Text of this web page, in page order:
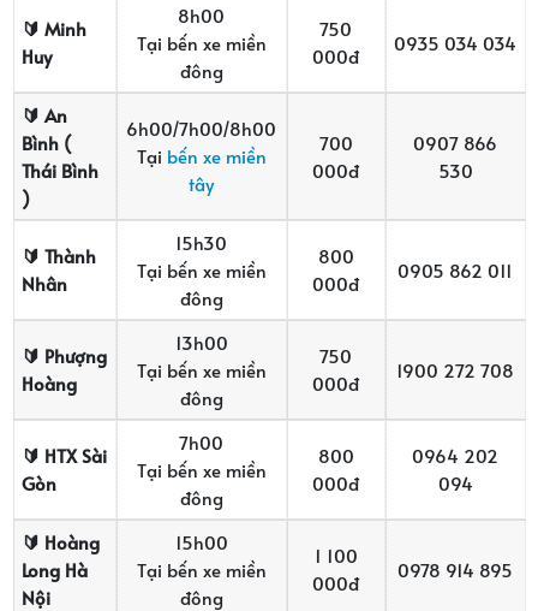
🔰 Minh
Huy
8h00
Tại bến xe miền
đông
750
000đ
0935 034 034
🔰 An
Bình (
Thái Bình
)
6h00/7h00/8h00
Tại bến xe miền
tây
700
000đ
0907 866
530
🔰 Thành
Nhân
15h30
Tại bến xe miền
đông
800
000đ
0905 862 011
🔰 Phượng
Hoàng
13h00
Tại bến xe miền
đông
750
000đ
1900 272 708
🔰 HTX Sài
Gòn
7h00
Tại bến xe miền
đông
800
000đ
0964 202
094
🔰 Hoàng
Long Hà
Nội
15h00
Tại bến xe miền
đông
1 100
000đ
0978 914 895